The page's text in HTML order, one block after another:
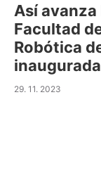
Así avanza
Facultad
Robótica
inaugurada
29. 11. 2023